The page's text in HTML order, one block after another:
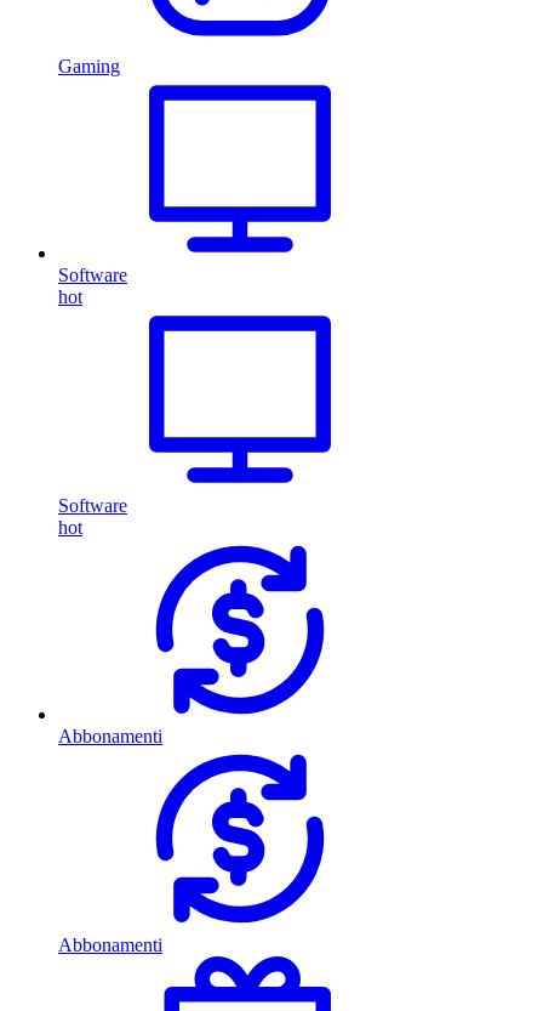
Gaming
Software
hot
Software
hot
Abbonamenti
Abbonamenti